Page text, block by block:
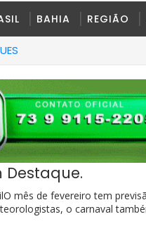
BAHIA REGIÃO
Destaque.
mês de fevereiro tem
o carnaval